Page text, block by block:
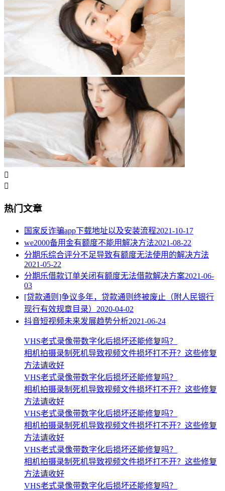


热门文章
国家反诈骗app下载地址以及安装流程2021-10-17
we2000备用金有额度不能用解决方法2021-08-22
分期乐综合评分不足导致有额度无法使用的解决方法
2021-05-22
分期乐借款订单关闭有额度无法借款解决方案2021-06-
03
[贷款通则]争议多年，贷款通则终被废止（附人民银行
现行有效规章目录） 2020-04-02
抖音短视频未来发展趋势分析2021-06-24
VHS老式录像带数字化后损坏还能修复吗？
相机拍摄录制死机导致视频文件损坏打不开？这些修复
方法请收好
VHS老式录像带数字化后损坏还能修复吗？
相机拍摄录制死机导致视频文件损坏打不开？这些修复
方法请收好
VHS老式录像带数字化后损坏还能修复吗？
相机拍摄录制死机导致视频文件损坏打不开？这些修复
方法请收好
VHS老式录像带数字化后损坏还能修复吗？
相机拍摄录制死机导致视频文件损坏打不开？这些修复
方法请收好
VHS老式录像带数字化后损坏还能修复吗？